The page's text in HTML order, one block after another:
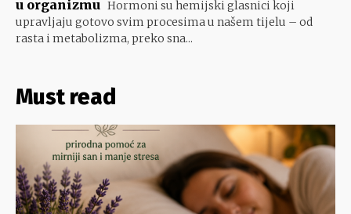
u organizmu Hormoni su hemijski glasnici koji
upravljaju gotovo svim procesima u našem tijelu – od
rasta i metabolizma, preko sna...
Must read